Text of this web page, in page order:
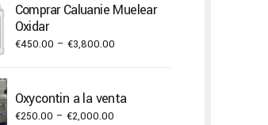
through
Comprar Caluanie Muelear
Oxidar
€450.00 – €3,800.00Price
through
Oxycontin a la venta
€250.00 – €2,000.00Price